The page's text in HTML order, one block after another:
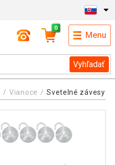
Vyhľadať
0
Menu
Vianoce Svetelné závesy